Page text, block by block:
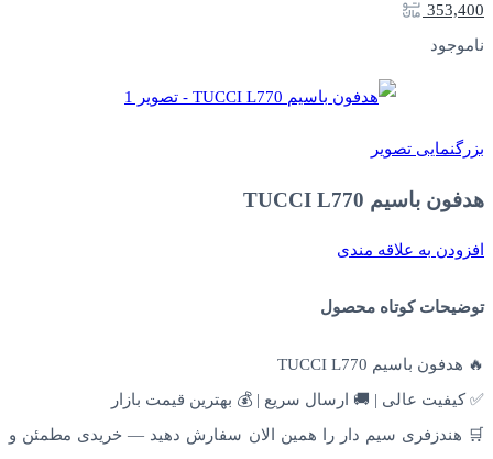
353,400
ناموجود
بزرگنمایی تصویر
هدفون باسیم TUCCI L770
افزودن به علاقه مندی
توضیحات کوتاه محصول
🔥 هدفون باسیم TUCCI L770
✅ کیفیت عالی | 🚚 ارسال سریع | 💰 بهترین قیمت بازار
🛒 هندزفری سیم دار را همین الان سفارش دهید — خریدی مطمئن و